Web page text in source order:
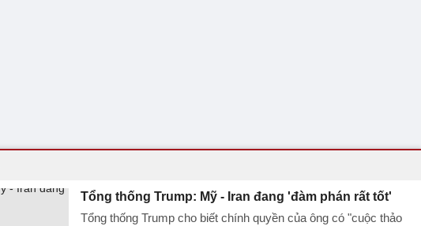
Tổng thống Trump: Mỹ - Iran đang 'đàm phán rất tốt'
Tổng thống Trump cho biết chính quyền của ông có "cuộc thảo